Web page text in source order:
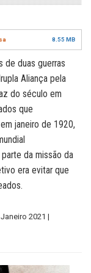
8.55 MB
de duas guerras
Aliança pela
do século em
que
janeiro de 1920,
da missão da
era evitar que
Janeiro 2021 |